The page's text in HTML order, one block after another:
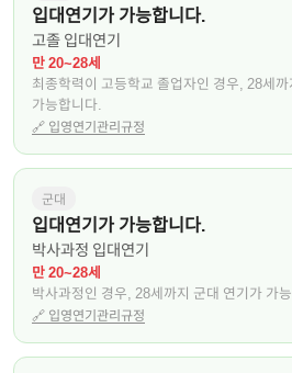
입대연기가 가능합니다.
고졸 입대연기
만 20~28세
최종학력이 고등학교 졸업자인 경우, 28세
가능합니다.
🔗 입영연기관리규정
군대
입대연기가 가능합니다.
박사과정 입대연기
만 20~28세
박사과정인 경우, 28세까지 군대 연기가 가
🔗 입영연기관리규정